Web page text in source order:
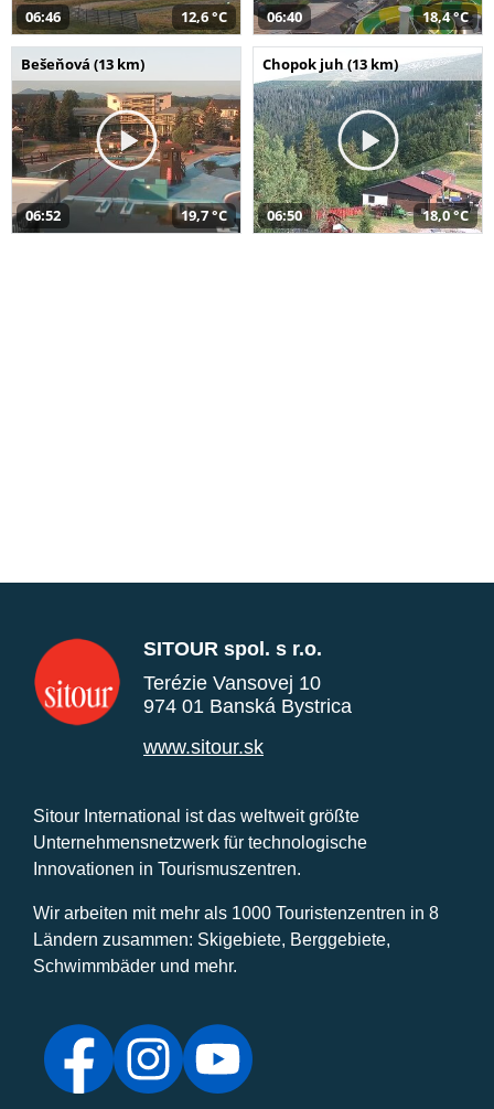
06:46 12,6 °C 06:40 18,4 °C
Bešeňová (13 km)
06:52 19,7 °C
Chopok juh (13 km)
06:50 18,0 °C
SITOUR spol. s r.o.
Terézie Vansovej 10
974 01 Banská Bystrica
www.sitour.sk
Sitour International ist das weltweit größte
Unternehmensnetzwerk für technologische
Innovationen in Tourismuszentren.
Wir arbeiten mit mehr als 1000 Touristenzentren in 8
Ländern zusammen: Skigebiete, Berggebiete,
Schwimmbäder und mehr.